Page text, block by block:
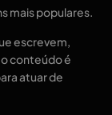
mais populares.
escrevem,
conteúdo é
atuar de